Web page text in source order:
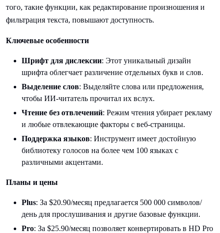
того, такие функции, как редактирование произношения и
фильтрация текста, повышают доступность.
Ключевые особенности
Шрифт для дислексии: Этот уникальный дизайн
шрифта облегчает различение отдельных букв и слов.
Выделение слов: Выделяйте слова или предложения,
чтобы ИИ-читатель прочитал их вслух.
Чтение без отвлечений: Режим чтения убирает рекламу
и любые отвлекающие факторы с веб-страницы.
Поддержка языков: Инструмент имеет достойную
библиотеку голосов на более чем 100 языках с
различными акцентами.
Планы и цены
Plus: За $20.90/месяц предлагается 500 000 символов/
день для прослушивания и другие базовые функции.
Pro: За $25.90/месяц позволяет конвертировать в HD Pro